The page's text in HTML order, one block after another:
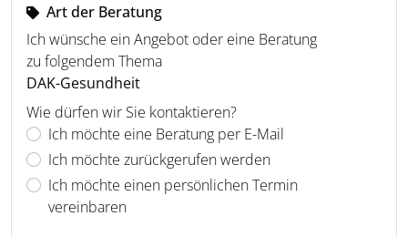
Art der Beratung
Ich wünsche ein Angebot oder eine Beratung
zu folgendem Thema
DAK-Gesundheit
Wie dürfen wir Sie kontaktieren?
Ich möchte eine Beratung per E-Mail
Ich möchte zurückgerufen werden
Ich möchte einen persönlichen Termin
vereinbaren